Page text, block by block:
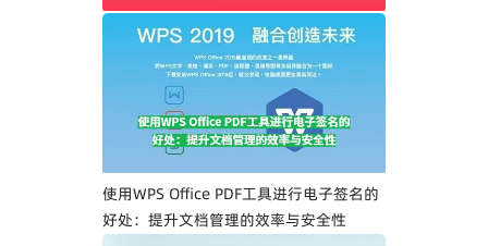
WPS Office PDF电子签名入门指南：一步
一步教你创建专属电子签名
使用WPS Office PDF工具进行电子签名的
好处：提升文档管理的效率与安全性